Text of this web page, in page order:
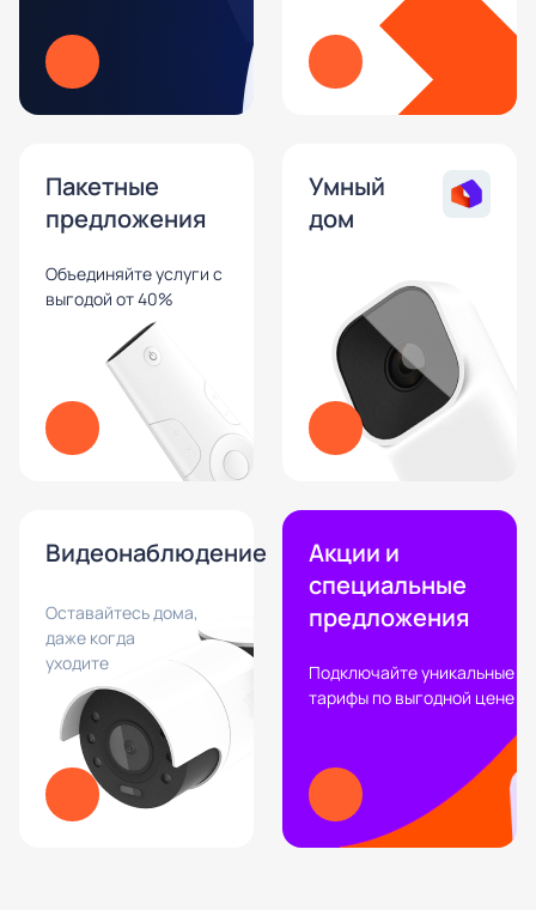
Пакетные
предложения
Объединяйте услуги с
выгодой от 40%
Умный
дом
Видеонаблюдение
Оставайтесь дома,
даже когда
уходите
Акции и
специальные
предложения
Подключайте уникальные
тарифы по выгодной цене